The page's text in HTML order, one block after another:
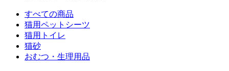
すべての商品
猫用ペットシーツ
猫用トイレ
猫砂
おむつ・生理用品